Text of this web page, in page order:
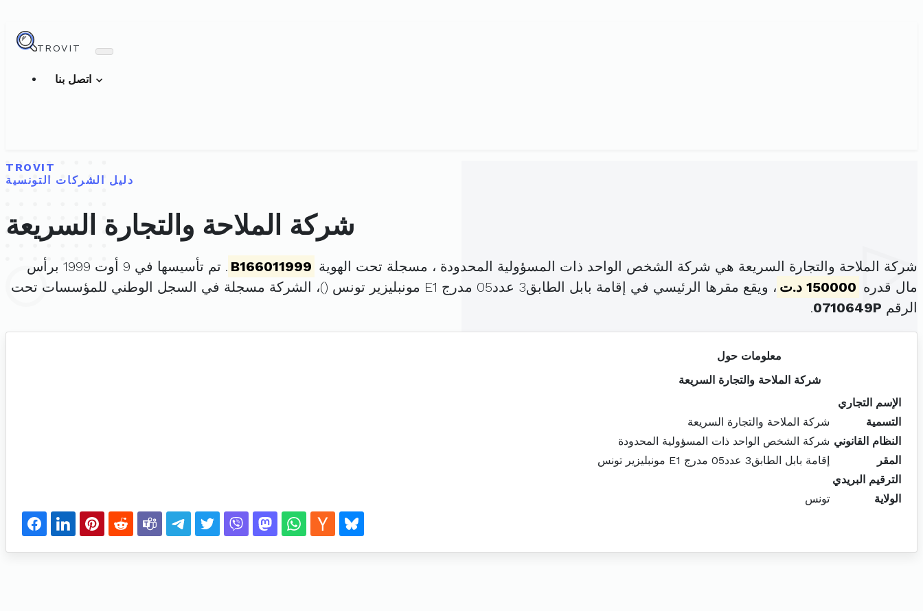
TROVIT
TROVIT
دليل الشركات التونسية
شركة الملاحة والتجارة السريعة
شركة الملاحة والتجارة السريعة هي شركة الشخص الواحد ذات المسؤولية المحدودة ، مسجلة تحت الهوية B166011999
. تم تأسيسها في 9 أوت 1999 برأس
مال قدره 150000 د.ت ، ويقع مقرها الرئيسي في إقامة بابل الطابق3 عدد05 مدرج E1 مونبليزير تونس (
)، الشركة مسجلة في السجل الوطني للمؤسسات تحت
الرقم 0710649P
.
معلومات حول
شركة الملاحة والتجارة السريعة
الإسم التجاري
التسمية
شركة الملاحة والتجارة السريعة
النظام القانوني شركة الشخص الواحد ذات المسؤولية المحدودة
المقر
إقامة بابل الطابق3 عدد05 مدرج E1 مونبليزير تونس
الترقيم البريدي
الولاية
تونس